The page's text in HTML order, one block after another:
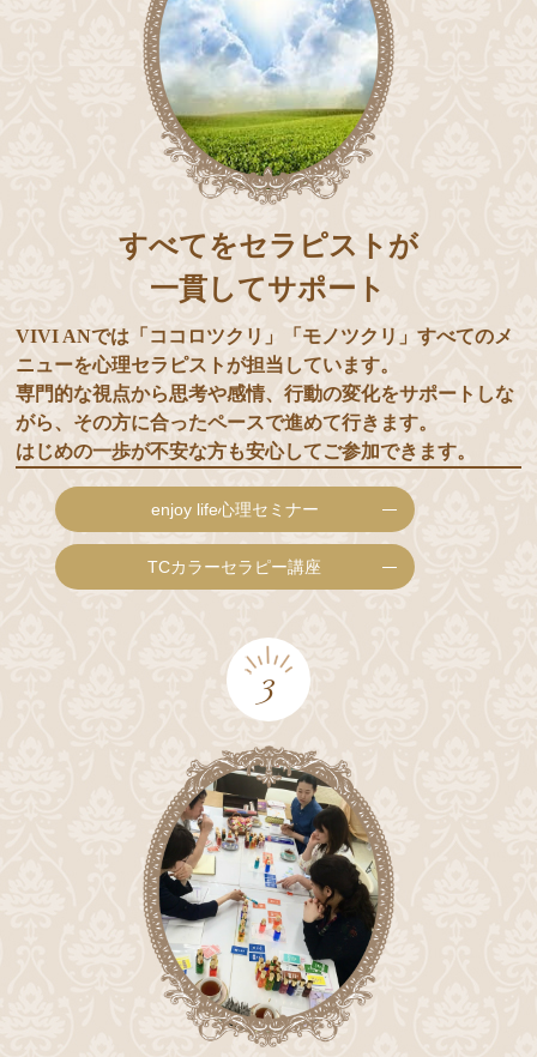
すべてをセラピストが
一貫してサポート
VIVI ANでは「ココロツクリ」「モノツクリ」すべてのメ
ニューを心理セラピストが担当しています。
専門的な視点から思考や感情、行動の変化をサポートしな
がら、その方に合ったペースで進めて行きます。
はじめの一歩が不安な方も安心してご参加できます。
enjoy life心理セミナー
TCカラーセラピー講座
3